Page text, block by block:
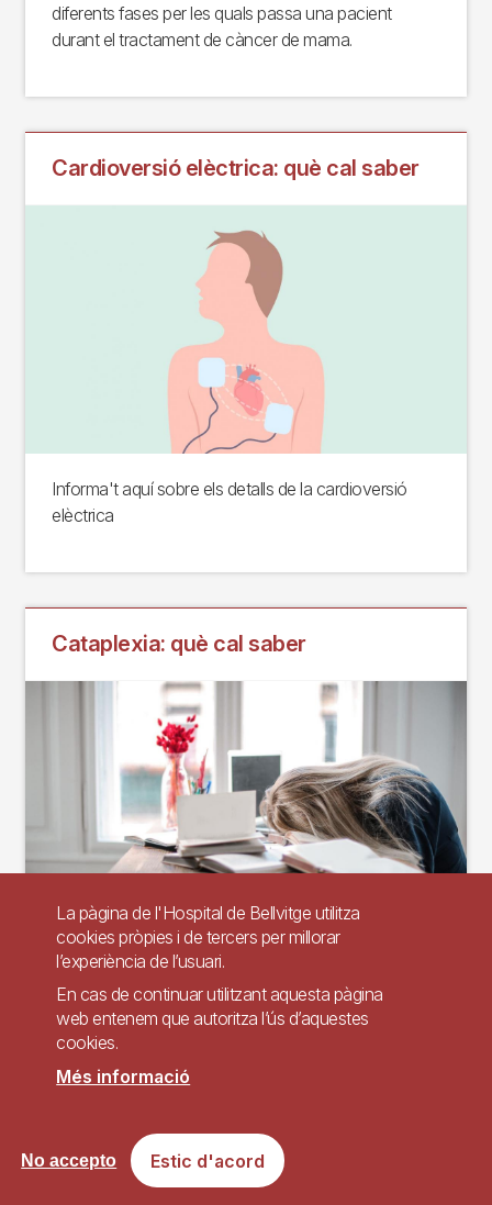
diferents fases per les quals passa una pacient
durant el tractament de càncer de mama.
Cardioversió elèctrica: què cal saber
Informa't aquí sobre els detalls de la cardioversió
elèctrica
Cataplexia: què cal saber
Descobreix informació fonamental sobre la
cataplexia.
La pàgina de l'Hospital de Bellvitge utilitza
cookies pròpies i de tercers per millorar
l’experiència de l’usuari.
En cas de continuar utilitzant aquesta pàgina
web entenem que autoritza l’ús d’aquestes
cookies.
Més informació
Estic d'acord
No accepto